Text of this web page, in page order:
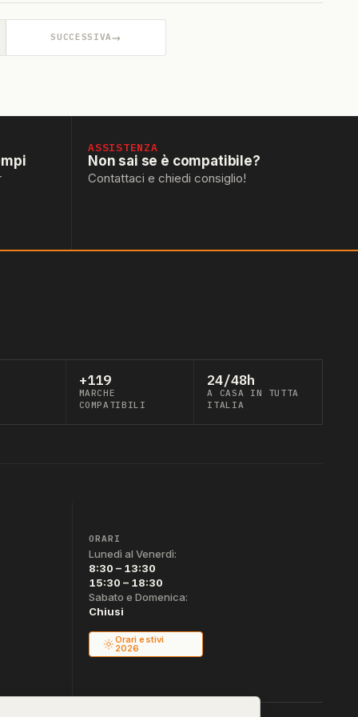
SUCCESSIVA→
ASSISTENZA
Non sai se è compatibile?
Contattaci e chiedi consiglio!
+119
MARCHE
COMPATIBILI
24/48h
A CASA IN TUTTA
ITALIA
ORARI
Lunedì al Venerdì:
8:30 – 13:30
15:30 – 18:30
Sabato e Domenica:
Chiusi
Orari estivi
2026